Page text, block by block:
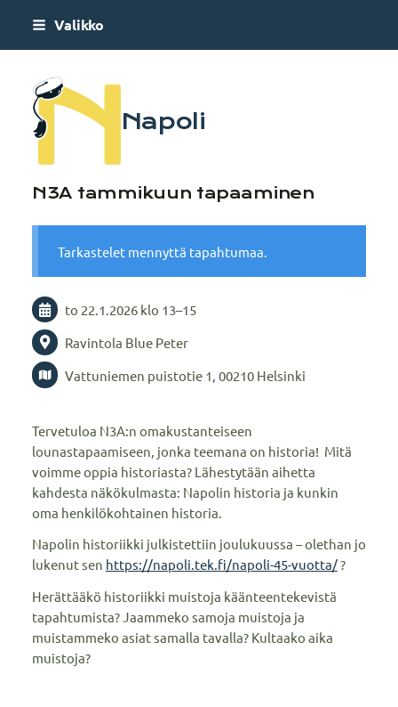
Siirry
Valikko
Napoli
N3A tammikuun tapaaminen
Tarkastelet mennyttä tapahtumaa.
to 22.1.2026 klo 13–15
Ravintola Blue Peter
Vattuniemen puistotie 1, 00210 Helsinki
Tervetuloa N3A:n omakustanteiseen
lounastapaamiseen, jonka teemana on historia! Mitä
voimme oppia historiasta? Lähestytään aihetta
kahdesta näkökulmasta: Napolin historia ja kunkin
oma henkilökohtainen historia.
Napolin historiikki julkistettiin joulukuussa – olethan jo
lukenut sen https://napoli.tek.fi/napoli-45-vuotta/?
Herättääkö historiikki muistoja käänteentekevistä
tapahtumista? Jaammeko samoja muistoja ja
muistammeko asiat samalla tavalla? Kultaako aika
muistoja?